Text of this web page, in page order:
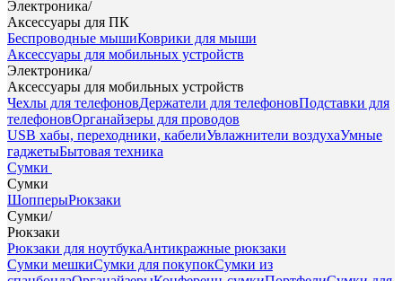
Электроника/
Аксессуары для ПК
Беспроводные мышиКоврики для мыши
Аксессуары для мобильных устройств
Электроника/
Аксессуары для мобильных устройств
Чехлы для телефоновДержатели для телефоновПодставки для
телефоновОрганайзеры для проводов
USB хабы, переходники, кабелиУвлажнители воздухаУмные
гаджетыБытовая техника
Сумки
Сумки
ШопперыРюкзаки
Сумки/
Рюкзаки
Рюкзаки для ноутбукаАнтикражные рюкзаки
Сумки мешкиСумки для покупокСумки из